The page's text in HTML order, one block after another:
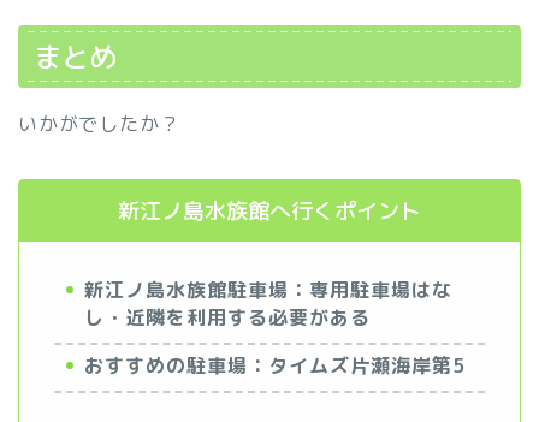
まとめ
いかがでしたか？
新江ノ島水族館へ行くポイント
新江ノ島水族館駐車場：専用駐車場はな
し・近隣を利用する必要がある
おすすめの駐車場：タイムズ片瀬海岸第5